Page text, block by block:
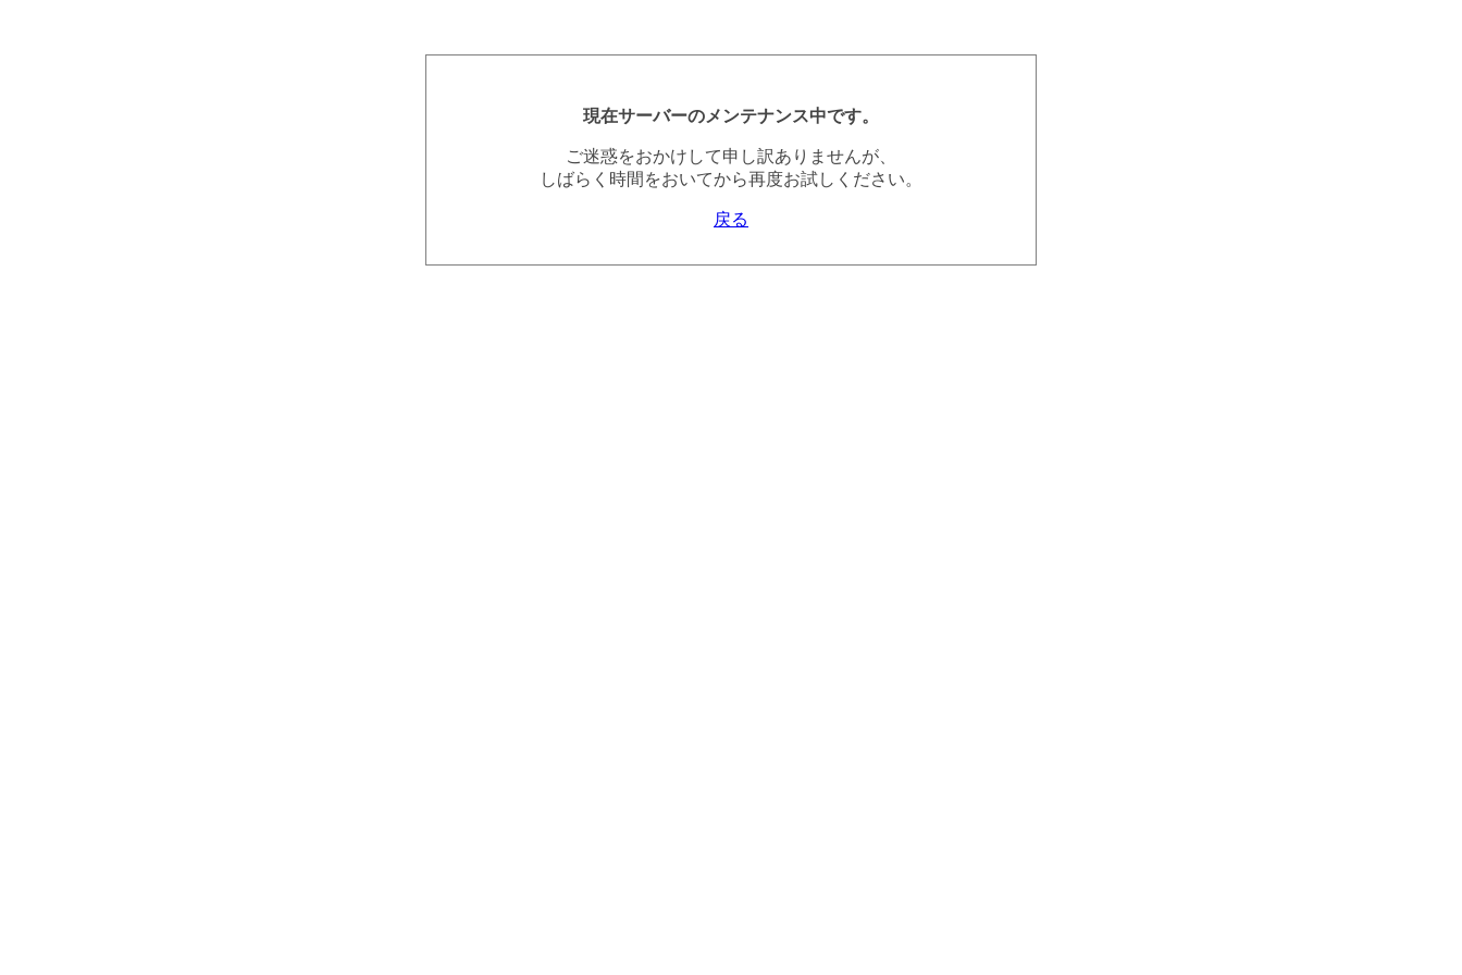
現在サーバーのメンテナンス中です。
ご迷惑をおかけして申し訳ありませんが、
しばらく時間をおいてから再度お試しください。
戻る